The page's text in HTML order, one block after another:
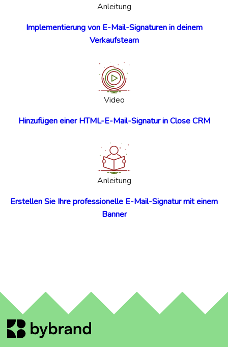
Anleitung
Implementierung von E-Mail-Signaturen in deinem
Verkaufsteam
Video
Hinzufügen einer HTML-E-Mail-Signatur in Close CRM
Anleitung
Erstellen Sie Ihre professionelle E-Mail-Signatur mit einem
Banner